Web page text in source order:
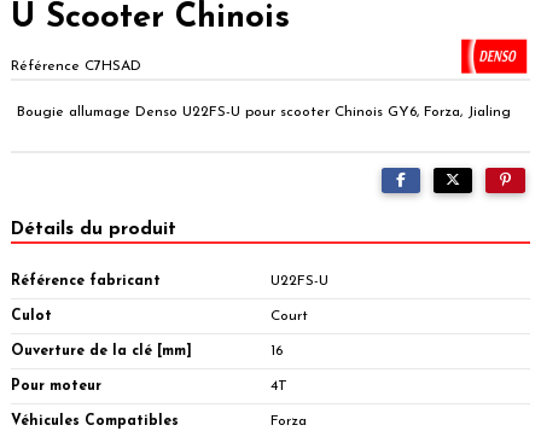
U Scooter Chinois
Référence C7HSAD
Bougie allumage Denso U22FS-U pour scooter Chinois GY6, Forza, Jialing
Détails du produit
Référence fabricant U22FS-U
Culot Court
Ouverture de la clé [mm] 16
Pour moteur 4T
Véhicules Compatibles
Forza